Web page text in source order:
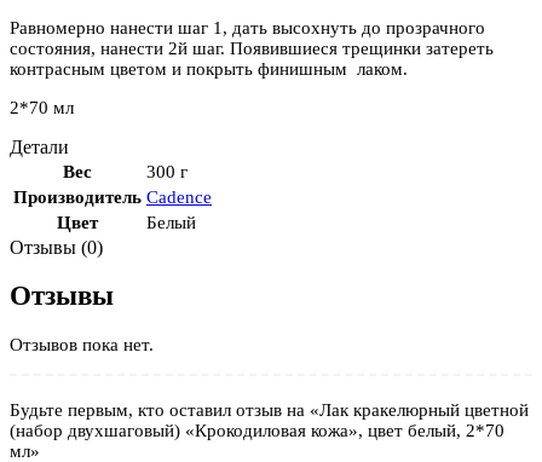
Равномерно нанести шаг 1, дать высохнуть до прозрачного
состояния, нанести 2й шаг. Появившиеся трещинки затереть
контрасным цветом и покрыть финишным лаком.
2*70 мл
Детали
Вес
300 г
Производитель Cadence
Цвет
Белый
Отзывы (0)
Отзывы
Отзывов пока нет.
Будьте первым, кто оставил отзыв на «Лак кракелюрный цветной
(набор двухшаговый) «Крокодиловая кожа», цвет белый, 2*70
мл»